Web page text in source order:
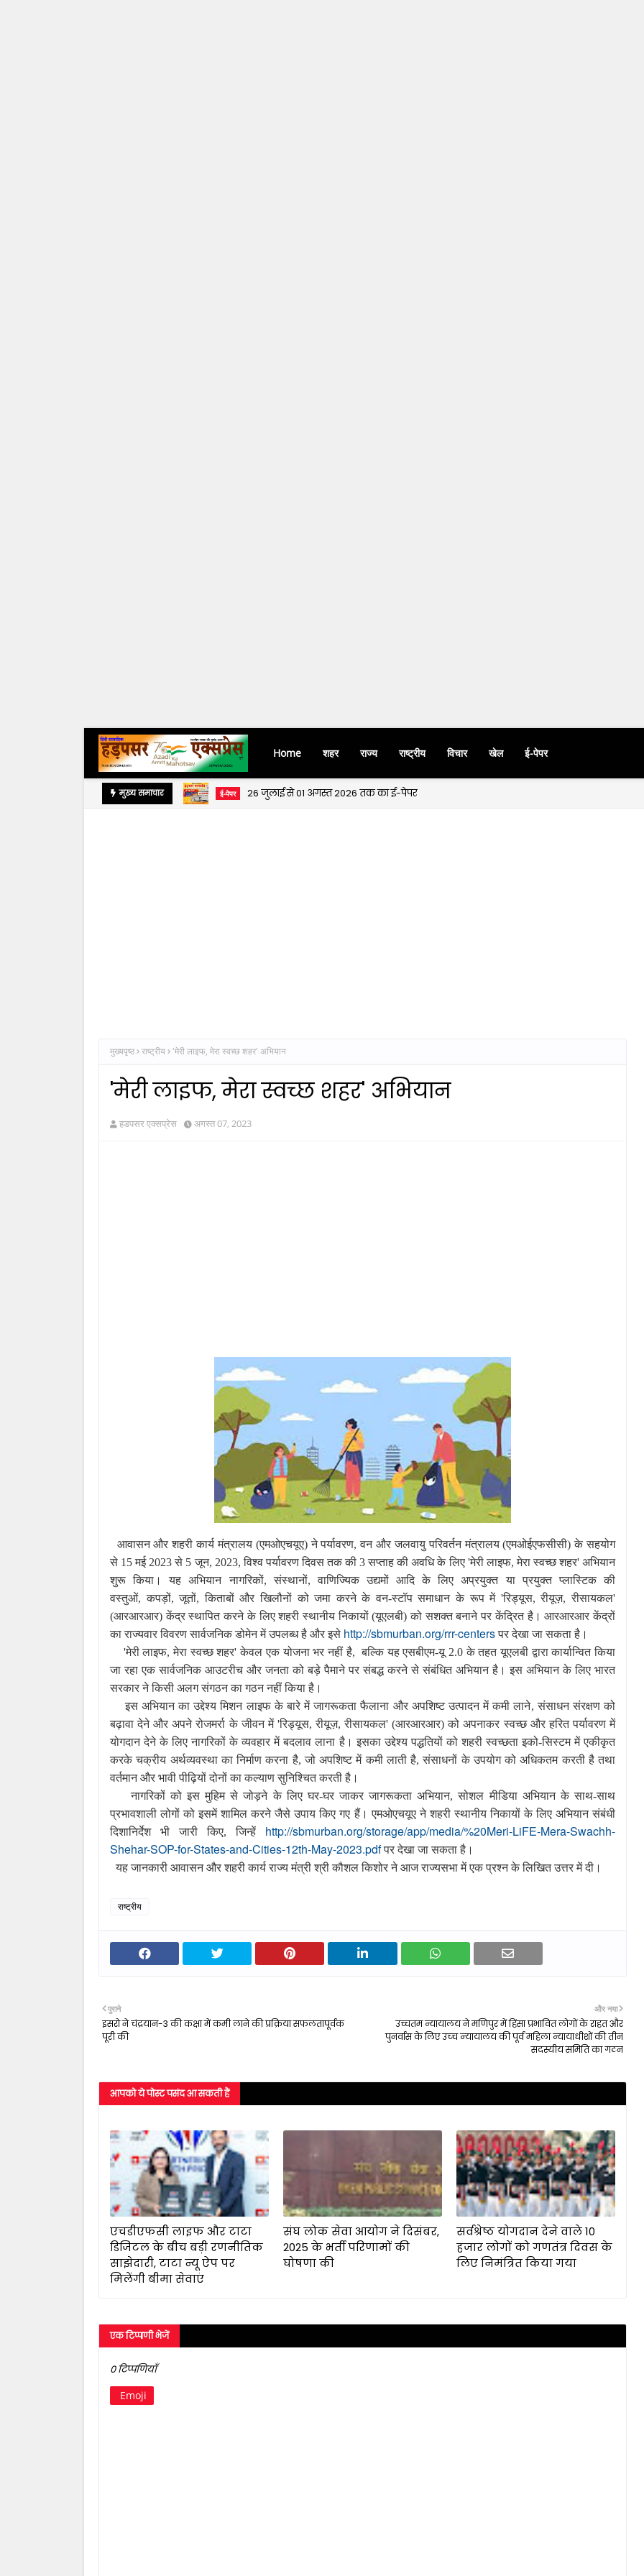
Home शहर राज्य राष्ट्रीय विचार खेल ई-पेपर
मुख्य समाचार ई-पेपर 26 जुलाई से 01 अगस्त 2026 तक का ई-पेपर
मुख्यपृष्ठ राष्ट्रीय 'मेरी लाइफ, मेरा स्वच्छ शहर' अभियान
'मेरी लाइफ, मेरा स्वच्छ शहर' अभियान
हडपसर एक्सप्रेस अगस्त 07, 2023
आवासन और शहरी कार्य मंत्रालय (एमओएचयूए)ने पर्यावरण,वन और जलवायु परिवर्तन मंत्रालय (एमओईएफसीसी)के सहयोग
से 15 मई 2023 से 5 जून, 2023, विश्व पर्यावरण दिवस तक की 3 सप्ताह की अवधि के लिए 'मेरी लाइफ,मेरा स्वच्छ शहर'अभियान
शुरू किया। यह अभियान नागरिकों,संस्थानों,वाणिज्यिक उद्यमों आदि के लिए अप्रयुक्त या प्रयुक्त प्लास्टिक की
वस्तुओं,कपड़ों,जूतों,किताबों और खिलौनों को जमा करने के वन-स्टॉप समाधान के रूप में 'रिड्यूस,रीयूज़,रीसायकल'
(आरआरआर) केंद्र स्थापित करने के लिए शहरी स्थानीय निकायों (यूएलबी) को सशक्त बनाने पर केंद्रित है। आरआरआर केंद्रों
का राज्यवार विवरण सार्वजनिक डोमेन में उपलब्ध है और इसे http://sbmurban.org/rrr-centers पर देखा जा सकता है।
'मेरी लाइफ,मेरा स्वच्छ शहर'केवल एक योजना भर नहीं है, बल्कि यह एसबीएम-यू 2.0 के तहत यूएलबी द्वारा कार्यान्वित किया
जा रहा एक सार्वजनिक आउटरीच और जनता को बड़े पैमाने पर संबद्ध करने से संबंधित अभियान है। इस अभियान के लिए भारत
सरकार ने किसी अलग संगठन का गठन नहीं किया है।
इस अभियान का उद्देश्य मिशन लाइफ के बारे में जागरूकता फैलाना और अपशिष्ट उत्पादन में कमी लाने,संसाधन संरक्षण को
बढ़ावा देने और अपने रोजमर्रा के जीवन में 'रिड्यूस,रीयूज़,रीसायकल' (आरआरआर) को अपनाकर स्वच्छ और हरित पर्यावरण में
योगदान देने के लिए नागरिकों के व्यवहार में बदलाव लाना है। इसका उद्देश्य पद्धतियों को शहरी स्वच्छता इको-सिस्टम में एकीकृत
करके चक्रीय अर्थव्यवस्था का निर्माण करना है, जो अपशिष्ट में कमी लाती है,संसाधनों के उपयोग को अधिकतम करती है तथा
वर्तमान और भावी पीढ़ियों दोनों का कल्याण सुनिश्चित करती है।
नागरिकों को इस मुहिम से जोड़ने के लिए घर-घर जाकर जागरूकता अभियान,सोशल मीडिया अभियान के साथ-साथ
प्रभावशाली लोगों को इसमें शामिल करने जैसे उपाय किए गए हैं। एमओएचयूए ने शहरी स्थानीय निकायों के लिए अभियान संबंधी
दिशानिर्देश भी जारी किए,जिन्हें
http://sbmurban.org/storage/app/media/%20Meri-LiFE-Mera-Swachh-
Shehar-SOP-for-States-and-Cities-12th-May-2023.pdf पर देखा जा सकता है।
यह जानकारी आवासन और शहरी कार्य राज्य मंत्री श्री कौशल किशोर ने आज राज्यसभा में एक प्रश्न के लिखित उत्तर में दी।
राष्ट्रीय
और नया
उच्चतम न्यायालय ने मणिपुर में हिंसा प्रभावित लोगों के राहत और
पुनर्वास के लिए उच्‍च न्‍यायालय की पूर्व महिला न्यायाधीशों की तीन
सदस्यीय समिति का गठन
पुराने
इसरो ने चंद्रयान-3 की कक्षा में कमी लाने की प्रक्रिया सफलतापूर्वक
पूरी की
आपको ये पोस्ट पसंद आ सकती हैं
एचडीएफसी लाइफ और टाटा
डिजिटल के बीच बड़ी रणनीतिक
साझेदारी, टाटा न्यू ऐप पर
मिलेंगी बीमा सेवाएं
संघ लोक सेवा आयोग ने दिसंबर,
2025 के भर्ती परिणामों की
घोषणा की
सर्वश्रेष्ठ योगदान देने वाले 10
हजार लोगों को गणतंत्र दिवस के
लिए निमंत्रित किया गया
एक टिप्पणी भेजें
0 टिप्पणियाँ
Emoji